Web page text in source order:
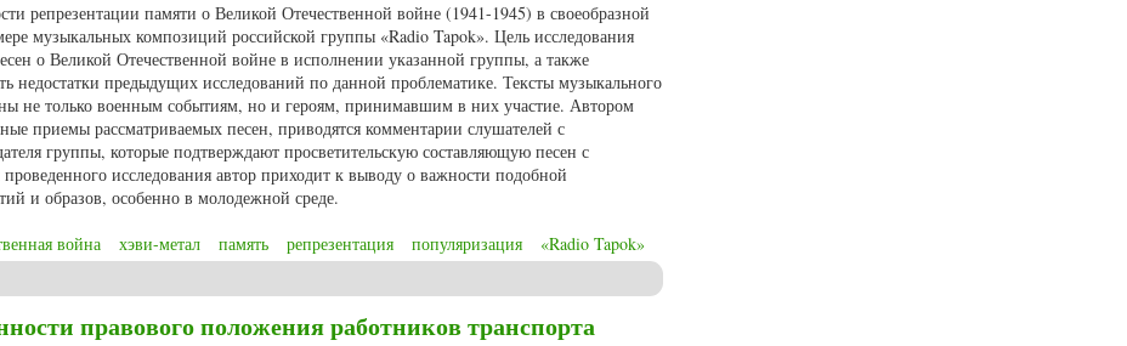
репрезентации памяти о Великой Отечественной войне (1941-1945) в своеобразной
музыкальных композиций российской группы «Radio Tapok». Цель исследования
о Великой Отечественной войне в исполнении указанной группы, а также
недостатки предыдущих исследований по данной проблематике. Тексты музыкального
не только военным событиям, но и героям, принимавшим в них участие. Автором
приемы рассматриваемых песен, приводятся комментарии слушателей с
группы, которые подтверждают просветительскую составляющую песен с
исследования автор приходит к выводу о важности подобной
и образов, особенно в молодежной среде.
война хэви-метал память репрезентация популяризация «Radio Tapok»
правового положения работников транспорта